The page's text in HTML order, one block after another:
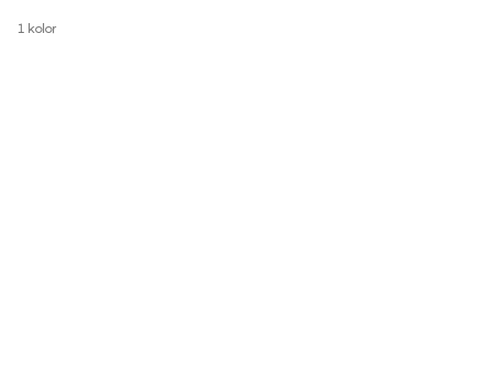
1 kolor